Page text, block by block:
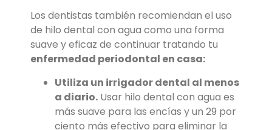
Los dentistas también recomiendan el uso
de hilo dental con agua como una forma
suave y eficaz de continuar tratando tu
enfermedad periodontal en casa:
Utiliza un irrigador dental al menos
a diario. Usar hilo dental con agua es
más suave para las encías y un 29 por
ciento más efectivo para eliminar la